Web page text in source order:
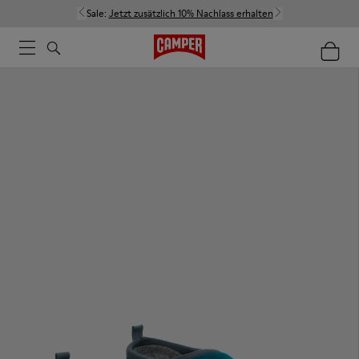
Sale: Jetzt zusätzlich 10% Nachlass erhalten